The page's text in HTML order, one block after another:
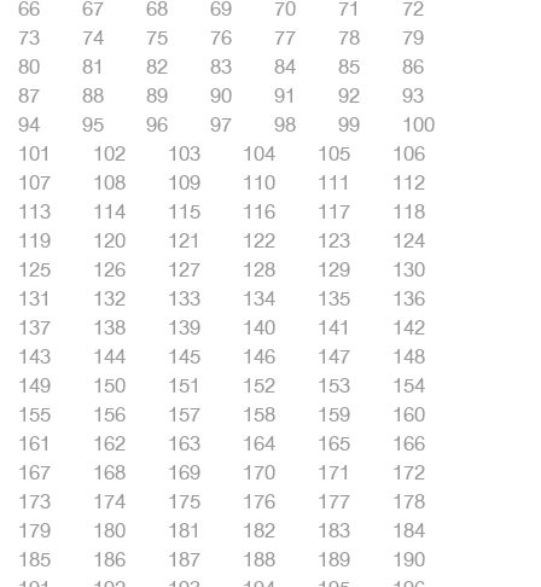
66
67 68 69 70 71
72
73
74 75 76 77 78
79
80
81 82 83 84 85
86
87
88 89 90 91 92
93
94
95 96 97 98 99
100
101
102 103 104 105
106
107
108 109 110 111
112
113
114 115 116 117
118
119
120 121 122 123
124
125
126 127 128 129
130
131
132 133 134 135
136
137
138 139 140 141
142
143
144 145 146 147
148
149
150 151 152 153
154
155
156 157 158 159
160
161
162 163 164 165
166
167
168 169 170 171
172
173
174 175 176 177
178
179
180 181 182 183
184
185
186 187 188 189
190